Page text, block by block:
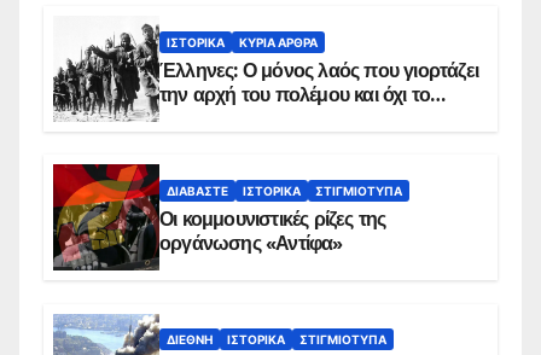
ΙΣΤΟΡΙΚΆ ΚΥΡΙΑ ΑΡΘΡΑ
Έλληνες: Ο μόνος λαός που γιορτάζει
την αρχή του πολέμου και όχι το
ΔΙΑΒΆΣΤΕ ΙΣΤΟΡΙΚΆ ΣΤΙΓΜΙΌΤΥΠΑ
Οι κομμουνιστικές ρίζες της
οργάνωσης «Αντίφα»
ΔΙΕΘΝΉ ΙΣΤΟΡΙΚΆ ΣΤΙΓΜΙΌΤΥΠΑ